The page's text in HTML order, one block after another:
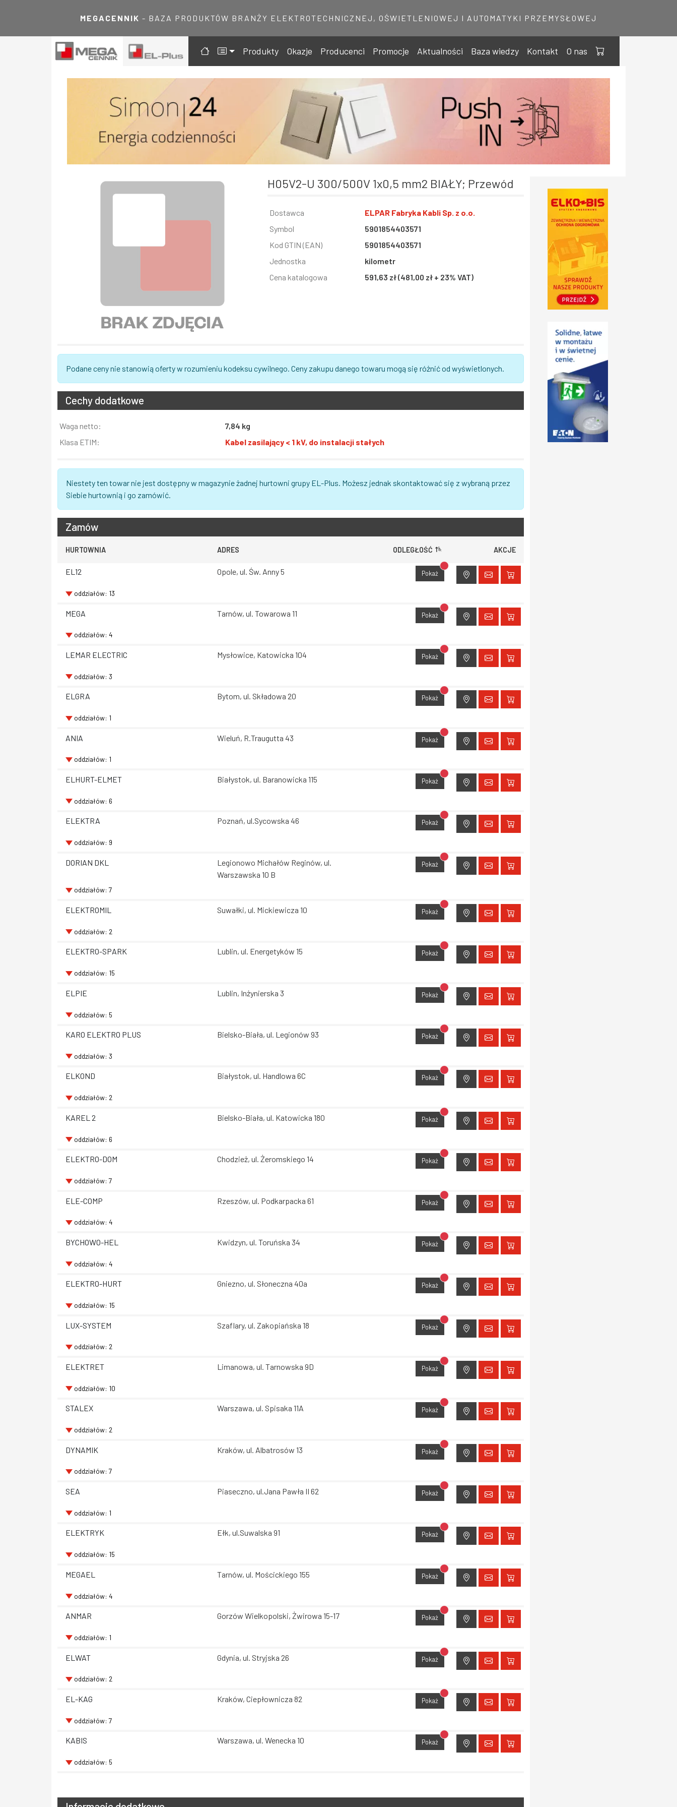
MEGACENNIK - BAZA PRODUKTÓW BRANŻY ELEKTROTECHNICZNEJ, OŚWIETLENIOWEJ I AUTOMATYKI PRZEMYSŁOWEJ
Produkty Okazje Producenci Promocje Aktualności Baza wiedzy Kontakt O nas
H05V2-U 300/500V 1x0,5 mm2 BIAŁY; Przewód
Informacja
Wartość
Dostawca
ELPAR Fabryka Kabli Sp. z o.o.
Symbol
5901854403571
Kod GTIN (EAN)
5901854403571
Jednostka
kilometr
Cena katalogowa
591,63 zł (481,00 zł + 23% VAT)
Podane ceny nie stanowią oferty w rozumieniu kodeksu cywilnego. Ceny zakupu danego towaru mogą się różnić od wyświetlonych.
Cechy dodatkowe
Informacja
Wartość
Waga netto:
7,84 kg
Klasa ETIM:
Kabel zasilający < 1 kV, do instalacji stałych
Niestety ten towar nie jest dostępny w magazynie żadnej hurtowni grupy EL-Plus. Możesz jednak skontaktować się z wybraną przez
Siebie hurtownią i go zamówić.
Zamów
HURTOWNIA ADRES ODLEGŁOŚĆ AKCJE
EL12 Opole, ul. Św. Anny 5 Pokaż Brak dostępu do lokalizacji
oddziałów: 13
MEGA Tarnów, ul. Towarowa 11 Pokaż Brak dostępu do lokalizacji
oddziałów: 4
LEMAR ELECTRIC Mysłowice, Katowicka 104 Pokaż Brak dostępu do lokalizacji
oddziałów: 3
ELGRA Bytom, ul. Składowa 20 Pokaż Brak dostępu do lokalizacji
oddziałów: 1
ANIA Wieluń, R.Traugutta 43 Pokaż Brak dostępu do lokalizacji
oddziałów: 1
ELHURT-ELMET Białystok, ul. Baranowicka 115 Pokaż Brak dostępu do lokalizacji
oddziałów: 6
ELEKTRA Poznań, ul.Sycowska 46 Pokaż Brak dostępu do lokalizacji
oddziałów: 9
DORIAN DKL
Legionowo Michałów Reginów, ul.
Warszawska 10 B
Pokaż Brak dostępu do lokalizacji
oddziałów: 7
ELEKTROMIL Suwałki, ul. Mickiewicza 10 Pokaż Brak dostępu do lokalizacji
oddziałów: 2
ELEKTRO-SPARK Lublin, ul. Energetyków 15 Pokaż Brak dostępu do lokalizacji
oddziałów: 15
ELPIE Lublin, Inżynierska 3 Pokaż Brak dostępu do lokalizacji
oddziałów: 5
KARO ELEKTRO PLUS Bielsko-Biała, ul. Legionów 93 Pokaż Brak dostępu do lokalizacji
oddziałów: 3
ELKOND Białystok, ul. Handlowa 6C Pokaż Brak dostępu do lokalizacji
oddziałów: 2
KAREL 2 Bielsko-Biała, ul. Katowicka 180 Pokaż Brak dostępu do lokalizacji
oddziałów: 6
ELEKTRO-DOM Chodzież, ul. Żeromskiego 14 Pokaż Brak dostępu do lokalizacji
oddziałów: 7
ELE-COMP Rzeszów, ul. Podkarpacka 61 Pokaż Brak dostępu do lokalizacji
oddziałów: 4
BYCHOWO-HEL Kwidzyn, ul. Toruńska 34 Pokaż Brak dostępu do lokalizacji
oddziałów: 4
ELEKTRO-HURT Gniezno, ul. Słoneczna 40a Pokaż Brak dostępu do lokalizacji
oddziałów: 15
LUX-SYSTEM Szaflary, ul. Zakopiańska 18 Pokaż Brak dostępu do lokalizacji
oddziałów: 2
ELEKTRET Limanowa, ul. Tarnowska 9D Pokaż Brak dostępu do lokalizacji
oddziałów: 10
STALEX Warszawa, ul. Spisaka 11A Pokaż Brak dostępu do lokalizacji
oddziałów: 2
DYNAMIK Kraków, ul. Albatrosów 13 Pokaż Brak dostępu do lokalizacji
oddziałów: 7
SEA Piaseczno, ul.Jana Pawła II 62 Pokaż Brak dostępu do lokalizacji
oddziałów: 1
ELEKTRYK Ełk, ul.Suwalska 91 Pokaż Brak dostępu do lokalizacji
oddziałów: 15
MEGAEL Tarnów, ul. Mościckiego 155 Pokaż Brak dostępu do lokalizacji
oddziałów: 4
ANMAR Gorzów Wielkopolski, Żwirowa 15-17 Pokaż Brak dostępu do lokalizacji
oddziałów: 1
ELWAT Gdynia, ul. Stryjska 26 Pokaż Brak dostępu do lokalizacji
oddziałów: 2
EL-KAG Kraków, Ciepłownicza 82 Pokaż Brak dostępu do lokalizacji
oddziałów: 7
KABIS Warszawa, ul. Wenecka 10 Pokaż Brak dostępu do lokalizacji
oddziałów: 5